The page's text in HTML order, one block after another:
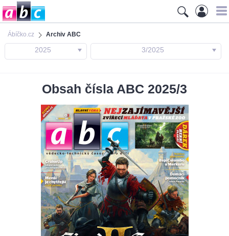
Ábíčko.cz Archiv ABC
2025 3/2025
Obsah čísla ABC 2025/3